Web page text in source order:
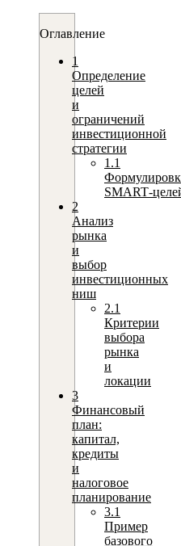
Оглавление
1
Определение
целей
и
ограничений
инвестиционной
стратегии
1.1
2
Анализ
рынка
и
выбор
инвестиционных
ниш
2.1
Критерии
выбора
рынка
и
локации
3
Финансовый
план:
капитал,
кредиты
и
налоговое
планирование
3.1
Пример
базового